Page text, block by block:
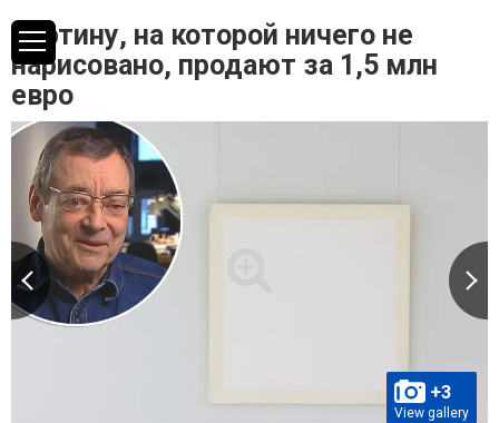
Картину, на которой ничего не
нарисовано, продают за 1,5 млн
евро
+3
View gallery